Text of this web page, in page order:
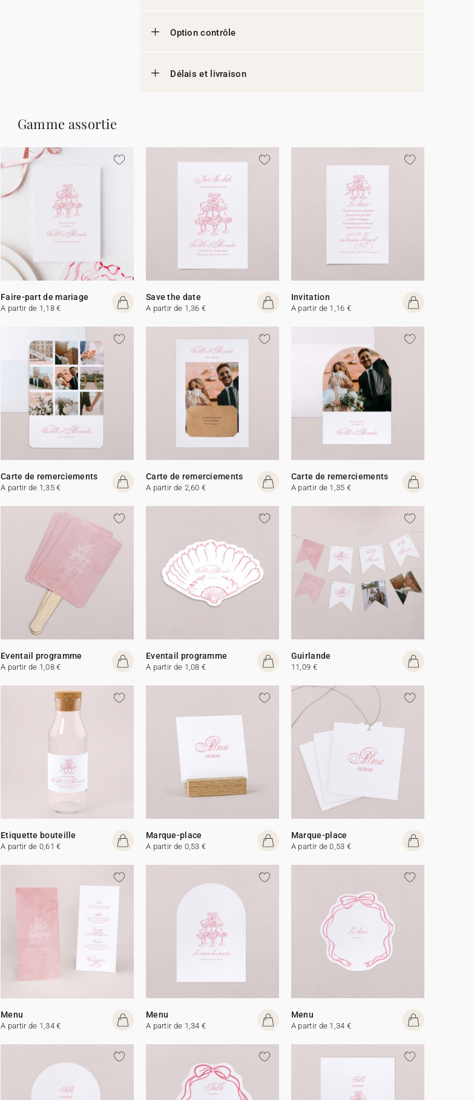
Option contrôle
Délais et livraison
Gamme assortie
Faire-part de mariage
A partir de 1,18 €
Save the date
A partir de 1,36 €
Invitation
A partir de 1,16 €
Carte de remerciements
A partir de 1,35 €
Carte de remerciements
A partir de 2,60 €
Carte de remerciements
A partir de 1,35 €
Eventail programme
A partir de 1,08 €
Eventail programme
A partir de 1,08 €
Guirlande
11,09 €
Etiquette bouteille
A partir de 0,61 €
Marque-place
A partir de 0,53 €
Marque-place
A partir de 0,53 €
Menu
A partir de 1,34 €
Menu
A partir de 1,34 €
Menu
A partir de 1,34 €